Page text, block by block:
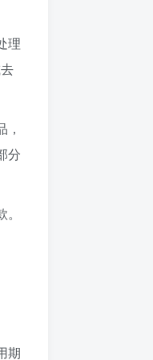
理
分
期